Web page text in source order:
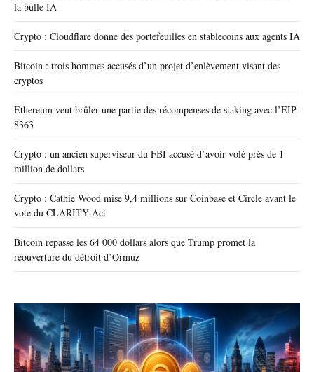
la bulle IA
Crypto : Cloudflare donne des portefeuilles en stablecoins aux agents IA
Bitcoin : trois hommes accusés d’un projet d’enlèvement visant des
cryptos
Ethereum veut brûler une partie des récompenses de staking avec l’EIP-
8363
Crypto : un ancien superviseur du FBI accusé d’avoir volé près de 1
million de dollars
Crypto : Cathie Wood mise 9,4 millions sur Coinbase et Circle avant le
vote du CLARITY Act
Bitcoin repasse les 64 000 dollars alors que Trump promet la
réouverture du détroit d’Ormuz